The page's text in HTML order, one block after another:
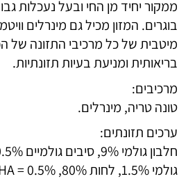
ממקור יחיד מן החי ובעל נעכלות
בוגרים. המזון מכיל גם מינרלים
מיטבית של כל מרכיבי התזונה של
בריאותית ומניעת בעיות תזונתיות.
מרכיבים:
טונה טריה, מינרלים.
ערכים תזונתים:
גולמי 1.5%, לחות 80%, EPA + DHA = 0.5%.